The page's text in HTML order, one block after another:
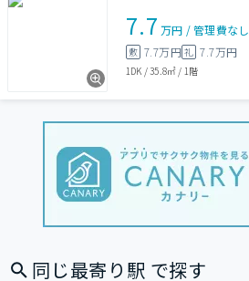
7.7 万円 /管理費なし
敷 7.7万円礼 7.7万円
1DK /35.8㎡ / 1階
同じ最寄り駅 で探す